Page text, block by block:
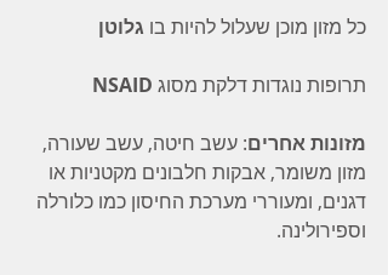
כל מזון מוכן שעלול להיות בו גלוטן
תרופות נוגדות דלקת מסוג NSAID
מזונות אחרים: עשב חיטה, עשב שעורה,
מזון משומר, אבקות חלבונים מקטניות או
דגנים, ומעוררי מערכת החיסון כמו כלורלה
וספירולינה.